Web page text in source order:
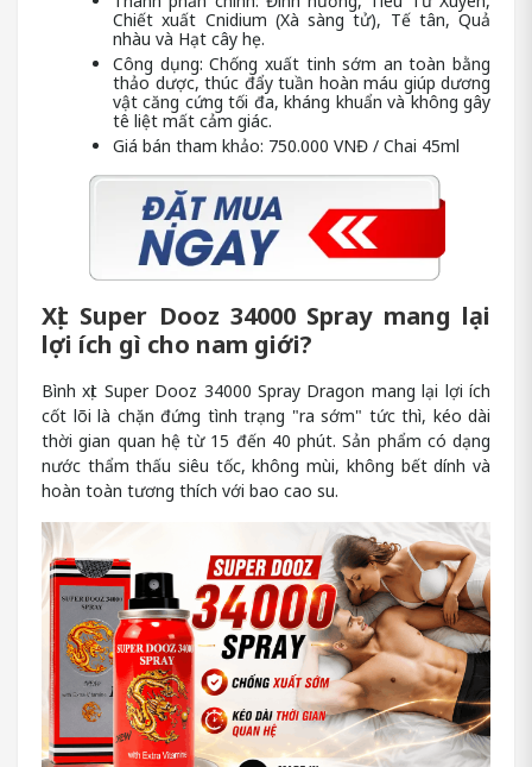
Chiết xuất Cnidium (Xà sàng tử), Tế tân, Quả
nhàu và Hạt cây hẹ.
Công dụng: Chống xuất tinh sớm an toàn bằng
thảo dược, thúc đẩy tuần hoàn máu giúp dương
vật căng cứng tối đa, kháng khuẩn và không gây
tê liệt mất cảm giác.
Giá bán tham khảo: 750.000 VNĐ / Chai 45ml
Xịt Super Dooz 34000 Spray mang lại
lợi ích gì cho nam giới?
Bình xịt Super Dooz 34000 Spray Dragon mang lại lợi ích
cốt lõi là chặn đứng tình trạng "ra sớm" tức thì, kéo dài
thời gian quan hệ từ 15 đến 40 phút. Sản phẩm có dạng
nước thẩm thấu siêu tốc, không mùi, không bết dính và
hoàn toàn tương thích với bao cao su.